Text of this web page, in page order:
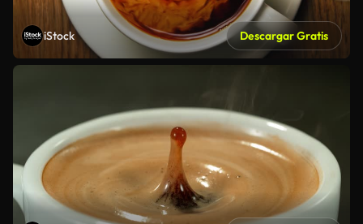
iStock Descargar Gratis